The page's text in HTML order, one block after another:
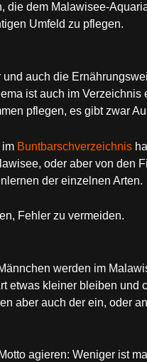
die dem Malawisee-
Umfeld zu pflegen.
auch die
ist auch im
pflegen, es gibt zwar
im Buntbarschverzeichnis
oder aber von den
der einzelnen Arten.
Fehler zu vermeiden.
werden im
etwas kleiner bleiben und
aber auch der ein, oder
agieren: Weniger ist